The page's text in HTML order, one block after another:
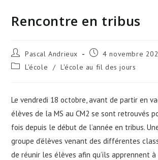
Rencontre en tribus
Auteur/autrice
de
la
Pascal Andrieux
Publication
4 novembre
Post L'école / L'école au fil des jours
Le vendredi 18 octobre, avant de partir en
élèves de la MS au CM2 se sont retrouvés
fois depuis le début de l’année en tribus.
groupe d’élèves venant des différentes
de réunir les élèves afin qu’ils apprennent